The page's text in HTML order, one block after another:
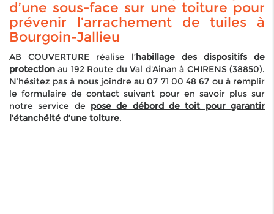
d’une sous-face sur une toiture pour
prévenir l’arrachement de tuiles à
Bourgoin-Jallieu
AB COUVERTURE réalise l’habillage des dispositifs de
protection au 192 Route du Val d'Ainan à CHIRENS (38850).
N’hésitez pas à nous joindre au 07 71 00 48 67 ou à remplir
le formulaire de contact suivant pour en savoir plus sur
notre service de pose de débord de toit pour garantir
l’étanchéité d’une toiture.